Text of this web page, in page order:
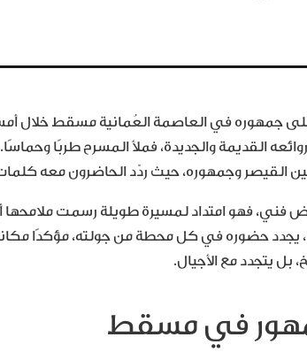
جمهوره في العاصمة العُمانية مسقط خلال
القديمة والجديدة، فملأ المسرح طربًا
القيصر وجمهوره، حيث ردّد الحاضرون معه
فهو امتداد لمسيرة طويلة رسمت ملامحها
يجدد حضوره في كل محطة من جولته، مؤكدًا
بل يتجدد مع الأجيال.
في مسقط